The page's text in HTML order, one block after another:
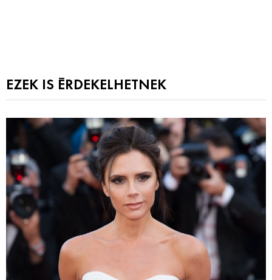
EZEK IS ÉRDEKELHETNEK